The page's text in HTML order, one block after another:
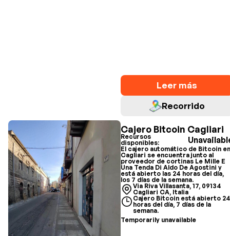
Leer más
Recorrido
Cajero Bitcoin Cagliari
Recursos
disponibles:
El cajero automático de Bitcoin en
Cagliari se encuentra junto al
proveedor de cortinas Le Mille E
Una Tenda Di Aldo De Agostini y
está abierto las 24 horas del día,
los 7 días de la semana.
Via Riva Villasanta, 17, 09134
Cagliari CA, Italia
Cajero Bitcoin está abierto 24
horas del día, 7 días de la
semana.
Temporarily unavailable